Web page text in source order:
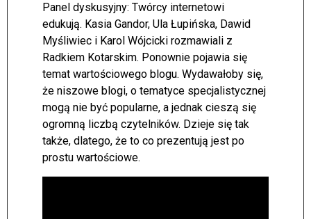
Panel dyskusyjny: Twórcy internetowi
edukują. Kasia Gandor, Ula Łupińska, Dawid
Myśliwiec i Karol Wójcicki rozmawiali z
Radkiem Kotarskim. Ponownie pojawia się
temat wartościowego blogu. Wydawałoby się,
że niszowe blogi, o tematyce specjalistycznej
mogą nie być popularne, a jednak cieszą się
ogromną liczbą czytelników. Dzieje się tak
także, dlatego, że to co prezentują jest po
prostu wartościowe.